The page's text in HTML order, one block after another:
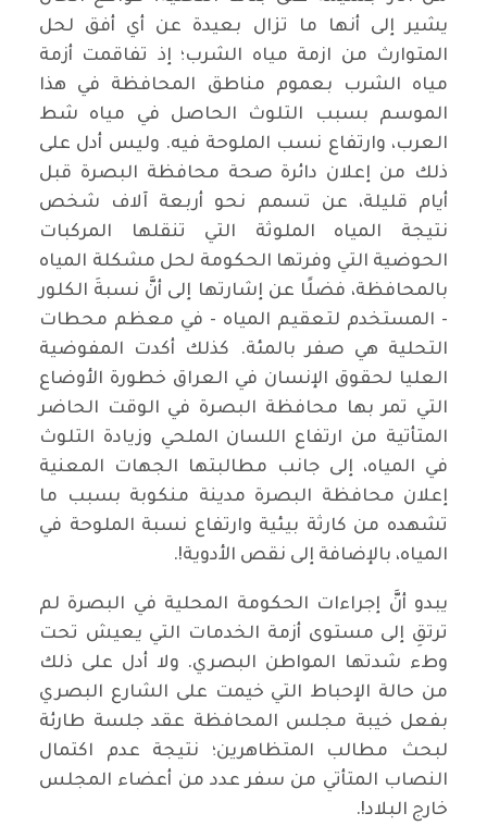
يشير إلى أنها ما تزال بعيدة عن أي أفق لحل
المتوارث من ازمة مياه الشرب؛ إذ تفاقمت أزمة
مياه الشرب بعموم مناطق المحافظة في هذا
الموسم بسبب التلوث الحاصل في مياه شط
العرب، وارتفاع نسب الملوحة فيه. وليس أدل على
ذلك من إعلان دائرة صحة محافظة البصرة قبل
أيام قليلة، عن تسمم نحو أربعة آلاف شخص
نتيجة المياه الملوثة التي تنقلها المركبات
الحوضية التي وفرتها الحكومة لحل مشكلة المياه
بالمحافظة، فضلًا عن إشارتها إلى أنَّ نسبةَ الكلور
- المستخدم لتعقيم المياه - في معظم محطات
التحلية هي صفر بالمئة. كذلك أكدت المفوضية
العليا لحقوق الإنسان في العراق خطورة الأوضاع
التي تمر بها محافظة البصرة في الوقت الحاضر
المتأتية من ارتفاع اللسان الملحي وزيادة التلوث
في المياه، إلى جانب مطالبتها الجهات المعنية
إعلان محافظة البصرة مدينة منكوبة بسبب ما
تشهده من كارثة بيئية وارتفاع نسبة الملوحة في
المياه، بالإضافة إلى نقص الأدوية!.
يبدو أنَّ إجراءات الحكومة المحلية في البصرة لم
ترتقِ إلى مستوى أزمة الخدمات التي يعيش تحت
وطء شدتها المواطن البصري. ولا أدل على ذلك
من حالة الإحباط التي خيمت على الشارع البصري
بفعل خيبة مجلس المحافظة عقد جلسة طارئة
لبحث مطالب المتظاهرين؛ نتيجة عدم اكتمال
النصاب المتأتي من سفر عدد من أعضاء المجلس
خارج البلاد!.